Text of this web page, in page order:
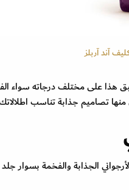
آند آربلز
هذا على مختلف درجاته سواء
تصاميم جذابة تناسب